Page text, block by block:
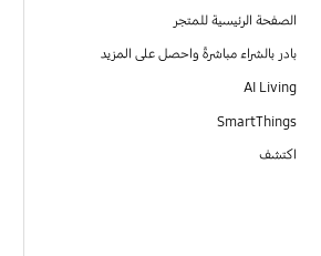
الصفحة الرئيسية للمتجر
بادر بالشراء مباشرةً واحصل على المزيد
AI Living
SmartThings
اكتشف